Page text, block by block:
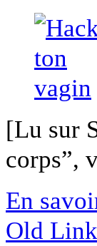
[Lu sur
corps”,
En
Old